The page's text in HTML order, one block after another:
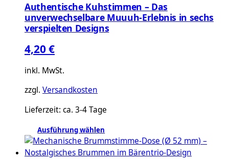
Varianten
auf.
Die
Optionen
können
auf
Produktseite
gewählt
Authentische Kuhstimmen – Das
unverwechselbare Muuuh-Erlebnis in sechs
verspielten Designs
4,20€
inkl. MwSt.
zzgl. Versandkosten
Lieferzeit: ca. 3-4 Tage
Ausführung wählen
Dieses
Produkt